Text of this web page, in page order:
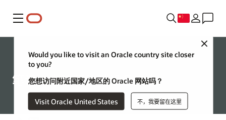
菜单
Close
Would you like to visit an Oracle country site closer
to you?
您想访问附近国家/地区的 Oracle 网站吗？
Visit Oracle United States 不，我要留在这里
企业
笔记本电脑和移动设备安全